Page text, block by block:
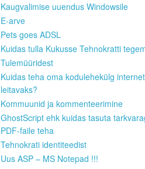
Kaugvalimise uuendus Windowsile
E-arve
Pets goes ADSL
Kuidas tulla Kukusse Tehnokratti
Tulemüüridest
Kuidas teha oma kodulehekülg
leitavaks?
Kommuunid ja kommenteerimine
GhostScript ehk kuidas tasuta
PDF-faile teha
Tehnokrati identiteedist
Uus ASP – MS Notepad !!!